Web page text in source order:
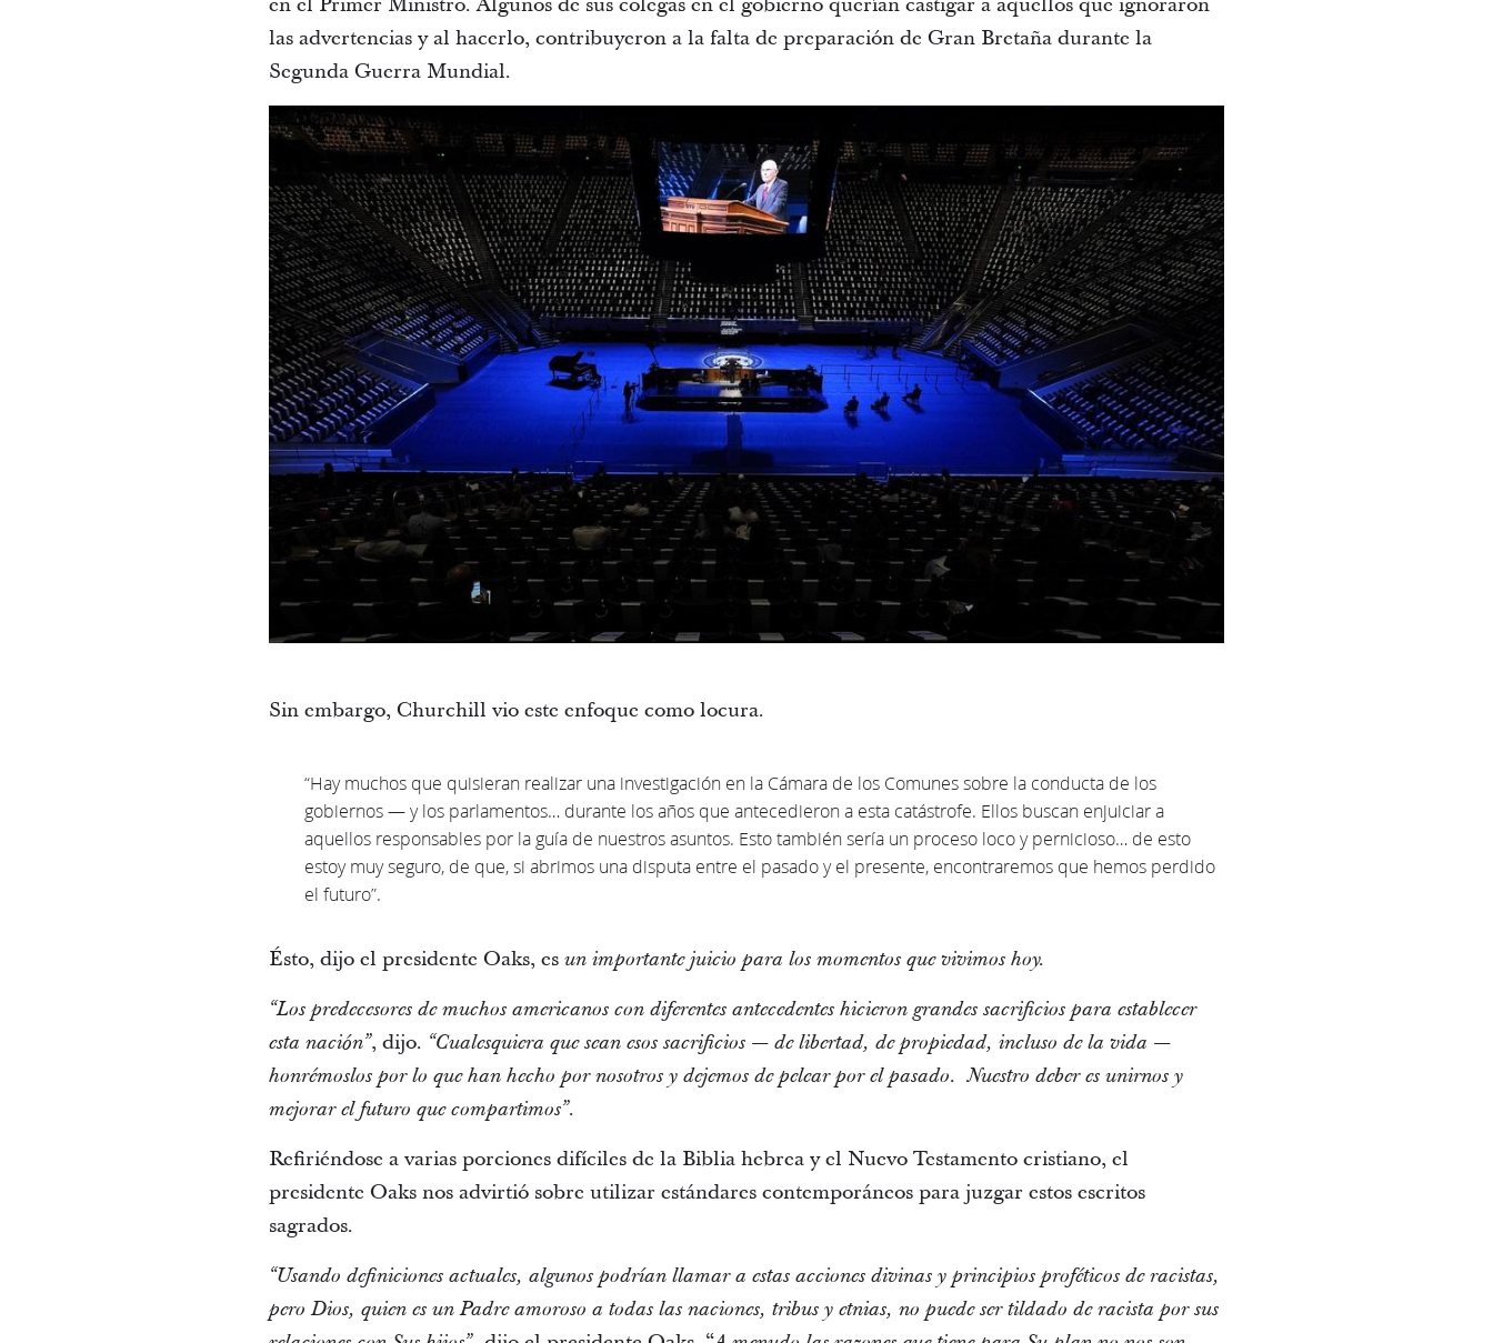
las advertencias y al hacerlo, contribuyeron a la falta de preparación de Gran Bretaña durante la
Segunda Guerra Mundial.
Sin embargo, Churchill vio este enfoque como locura.
“Hay muchos que quisieran realizar una investigación en la Cámara de los Comunes sobre la conducta de los
gobiernos — y los parlamentos… durante los años que antecedieron a esta catástrofe. Ellos buscan enjuiciar a
aquellos responsables por la guía de nuestros asuntos. Esto también sería un proceso loco y pernicioso… de esto
estoy muy seguro, de que, si abrimos una disputa entre el pasado y el presente, encontraremos que hemos perdido
el futuro”.
Ésto, dijo el presidente Oaks, es un importante juicio para los momentos que vivimos hoy.
“Los predecesores de muchos americanos con diferentes antecedentes hicieron grandes sacrificios para establecer
esta nación”, dijo. “Cualesquiera que sean esos sacrificios — de libertad, de propiedad, incluso de la vida —
honrémoslos por lo que han hecho por nosotros y dejemos de pelear por el pasado. Nuestro deber es unirnos y
mejorar el futuro que compartimos”.
Refiriéndose a varias porciones difíciles de la Biblia hebrea y el Nuevo Testamento cristiano, el
presidente Oaks nos advirtió sobre utilizar estándares contemporáneos para juzgar estos escritos
sagrados.
“Usando definiciones actuales, algunos podrían llamar a estas acciones divinas y principios proféticos de racistas,
pero Dios, quien es un Padre amoroso a todas las naciones, tribus y etnias, no puede ser tildado de racista por sus